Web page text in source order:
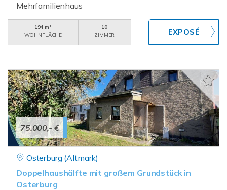
Mehrfamilienhaus
194 m²
WOHNFLÄCHE
10
ZIMMER
75.000,- €
Osterburg (Altmark)
Doppelhaushälfte mit großem Grundstück in
Osterburg